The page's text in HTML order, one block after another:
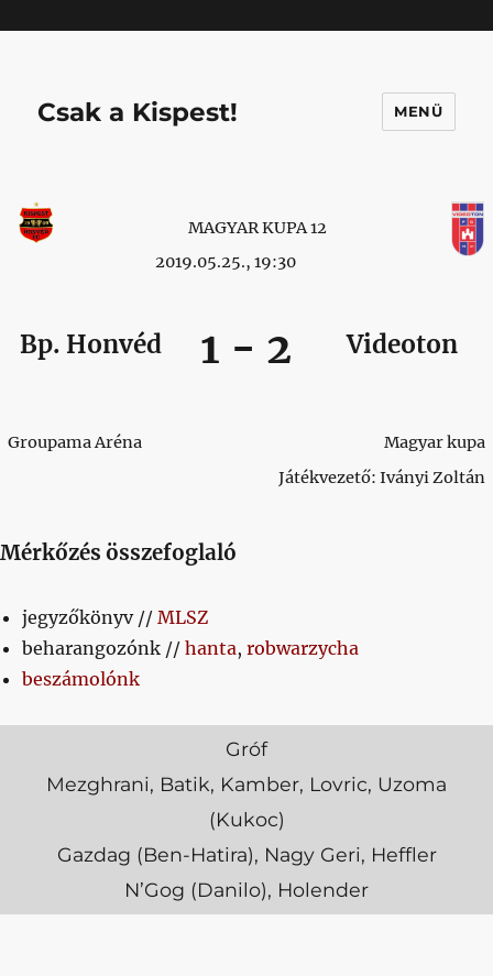
Csak a Kispest! MENÜ
MAGYAR KUPA 12
2019.05.25., 19:30
Bp. Honvéd 1 - 2 Videoton
Groupama Aréna
Magyar kupa
Játékvezető: Iványi Zoltán
Mérkőzés összefoglaló
jegyzőkönyv // MLSZ
beharangozónk // hanta, robwarzycha
beszámolónk
Gróf
Mezghrani, Batik, Kamber, Lovric, Uzoma
(Kukoc)
Gazdag (Ben-Hatira), Nagy Geri, Heffler
N’Gog (Danilo), Holender